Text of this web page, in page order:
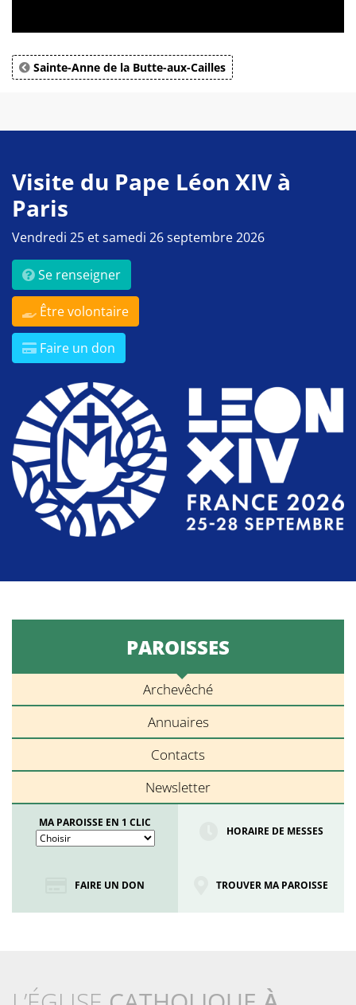
Sainte-Anne de la Butte-aux-Cailles
Visite du Pape Léon XIV à
Paris
Vendredi 25 et samedi 26 septembre 2026
Se renseigner
Être volontaire
Faire un don
PAROISSES
Archevêché
Annuaires
Contacts
Newsletter
MA PAROISSE EN 1 CLIC
HORAIRE DE MESSES
FAIRE UN DON TROUVER MA PAROISSE